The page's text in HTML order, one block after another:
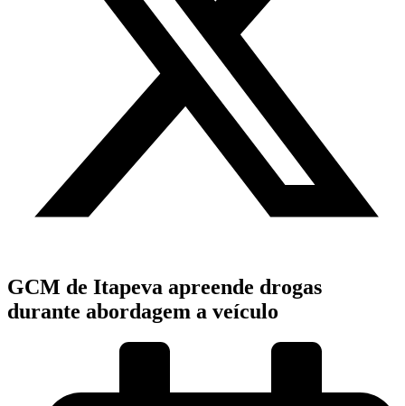
GCM de Itapeva apreende drogas
durante abordagem a veículo